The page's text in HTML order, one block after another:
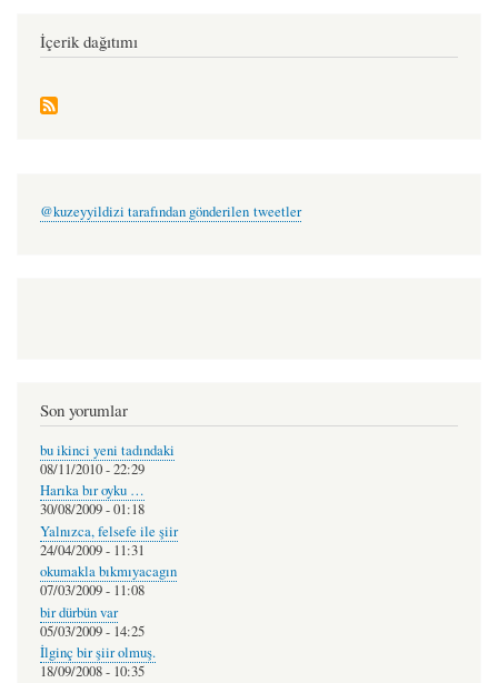
dir
İçerik dağıtımı
@kuzeyyildizi tarafından gönderilen tweetler
Son yorumlar
bu ikinci yeni tadındaki
08/11/2010 - 22:29
Harıka bır oyku …
30/08/2009 - 01:18
Yalnızca, felsefe ile şiir
24/04/2009 - 11:31
okumakla bıkmıyacagın
07/03/2009 - 11:08
bir dürbün var
05/03/2009 - 14:25
İlginç bir şiir olmuş.
18/09/2008 - 10:35